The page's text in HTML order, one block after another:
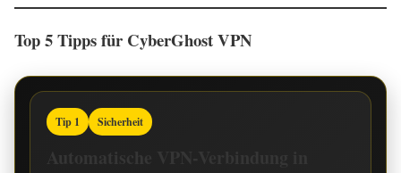
Top 5 Tipps für CyberGhost VPN
Tip 1 Sicherheit